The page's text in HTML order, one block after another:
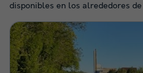
disponibles en los alrededores